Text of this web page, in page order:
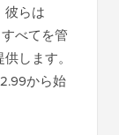
彼らは
べてを管
します。
から始